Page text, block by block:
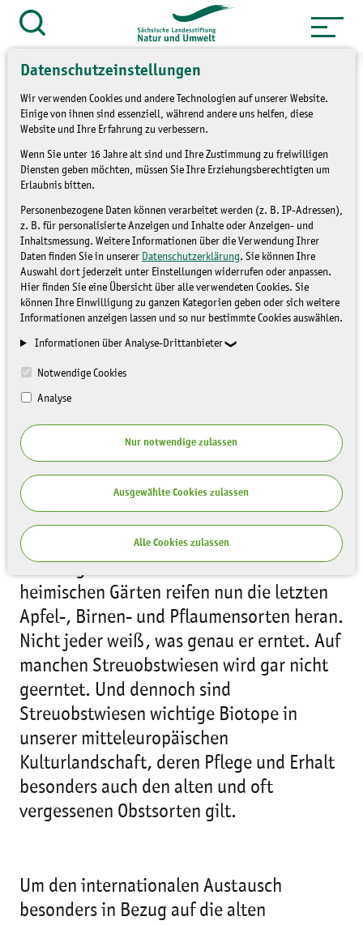
Datenschutzeinstellungen
Wir verwenden Cookies und andere Technologien auf unserer Website.
Einige von ihnen sind essenziell, während andere uns helfen, diese
Website und Ihre Erfahrung zu verbessern.
Wenn Sie unter 16 Jahre alt sind und Ihre Zustimmung zu freiwilligen
Diensten geben möchten, müssen Sie Ihre Erziehungsberechtigten um
Erlaubnis bitten.
Personenbezogene Daten können verarbeitet werden (z. B. IP-Adressen),
z. B. für personalisierte Anzeigen und Inhalte oder Anzeigen- und
Inhaltsmessung. Weitere Informationen über die Verwendung Ihrer
Daten finden Sie in unserer Datenschutzerklärung. Sie können Ihre
Auswahl dort jederzeit unter Einstellungen widerrufen oder anpassen.
Hier finden Sie eine Übersicht über alle verwendeten Cookies. Sie
können Ihre Einwilligung zu ganzen Kategorien geben oder sich weitere
Informationen anzeigen lassen und so nur bestimmte Cookies auswählen.
Informationen über Analyse-Drittanbieter
Notwendige Cookies
Analyse
Nur notwendige zulassen
Ausgewählte Cookies zulassen
Alle Cookies zulassen
Zum
Inhalt
springen
Service
Presse und Medien
» Pressemitteilungen
Mitteleuropäische
Pomologentage
PRESSEMITTEILUNGEN
Der Herbst ist Erntezeit und dies
besonders auch für das Baumobst. Auf
heimischen Gärten reifen nun die letzten
Apfel-, Birnen- und Pflaumensorten heran.
Nicht jeder weiß, was genau er erntet. Auf
manchen Streuobstwiesen wird gar nicht
geerntet. Und dennoch sind
Streuobstwiesen wichtige Biotope in
unserer mitteleuropäischen
Kulturlandschaft, deren Pflege und Erhalt
besonders auch den alten und oft
vergessenen Obstsorten gilt.
Um den internationalen Austausch
besonders in Bezug auf die alten